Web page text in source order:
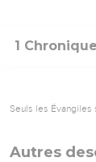
1
Seuls les Évangiles
Autres